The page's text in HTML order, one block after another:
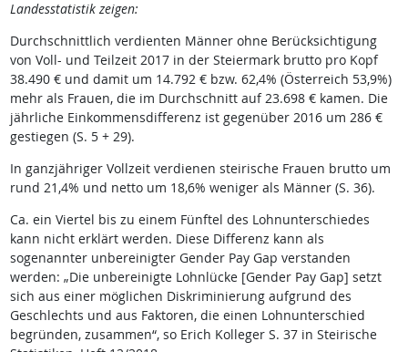
Landesstatistik zeigen:
Durchschnittlich verdienten Männer ohne Berücksichtigung
von Voll- und Teilzeit 2017 in der Steiermark brutto pro Kopf
38.490 € und damit um 14.792 € bzw. 62,4% (Österreich 53,9%)
mehr als Frauen, die im Durchschnitt auf 23.698 € kamen. Die
jährliche Einkommensdifferenz ist gegenüber 2016 um 286 €
gestiegen (S. 5 + 29).
In ganzjähriger Vollzeit verdienen steirische Frauen brutto um
rund 21,4% und netto um 18,6% weniger als Männer (S. 36).
Ca. ein Viertel bis zu einem Fünftel des Lohnunterschiedes
kann nicht erklärt werden. Diese Differenz kann als
sogenannter unbereinigter Gender Pay Gap verstanden
werden: „Die unbereinigte Lohnlücke [Gender Pay Gap] setzt
sich aus einer möglichen Diskriminierung aufgrund des
Geschlechts und aus Faktoren, die einen Lohnunterschied
begründen, zusammen“, so Erich Kolleger S. 37 in Steirische